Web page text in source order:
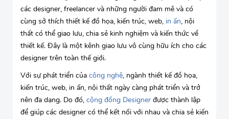
các designer, freelancer và những người đam mê và có
cùng sở thích thiết kế đồ họa, kiến trúc, web, in ấn, nội
thất có thể giao lưu, chia sẻ kinh nghiệm và kiến thức về
thiết kế. Đây là một kênh giao lưu vô cùng hữu ích cho các
designer trên toàn thế giới.
Với sự phát triển của công nghệ, ngành thiết kế đồ họa,
kiến trúc, web, in ấn, nội thất ngày càng phát triển và trở
nên đa dạng. Do đó, cộng đồng Designer được thành lập
để giúp các designer có thể kết nối với nhau và chia sẻ kiến